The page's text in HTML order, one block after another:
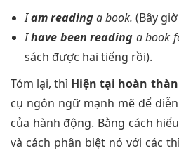
Iam readinga book. (Bây
Ihave been reading a book
sách được hai tiếng rồi).
Tóm lại, thì Hiện tại hoàn
cụ ngôn ngữ mạnh mẽ để
của hành động. Bằng cách
và cách phân biệt nó với các